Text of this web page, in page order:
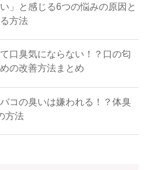
い」と感じる6つの悩みの原因と
方法
口臭気にならない！？口の匂
の改善方法まとめ
コの臭いは嫌われる！？体臭
方法